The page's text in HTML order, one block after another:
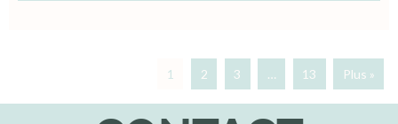
1 2 3 … 13 Plus »